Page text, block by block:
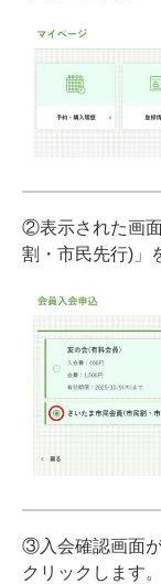
②表示された画
割・市民先行)」
③入会確認画面
クリックします。